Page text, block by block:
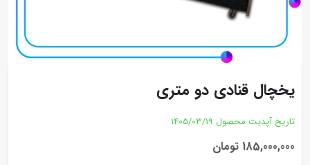
یخچال قنادی دو متری
تاریخ آپدیت محصول 1405/03/19
185,000,000 تومان